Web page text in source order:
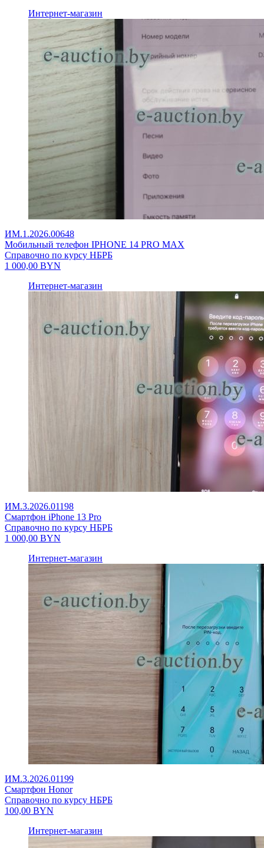
Интернет-магазин
ИМ.1.2026.00648
Мобильный телефон IPHONE 14 PRO MAX
Справочно по курсу НБРБ
1 000,00 BYN
Интернет-магазин
ИМ.3.2026.01198
Смартфон iPhone 13 Pro
Справочно по курсу НБРБ
1 000,00 BYN
Интернет-магазин
ИМ.3.2026.01199
Смартфон Honor
Справочно по курсу НБРБ
100,00 BYN
Интернет-магазин